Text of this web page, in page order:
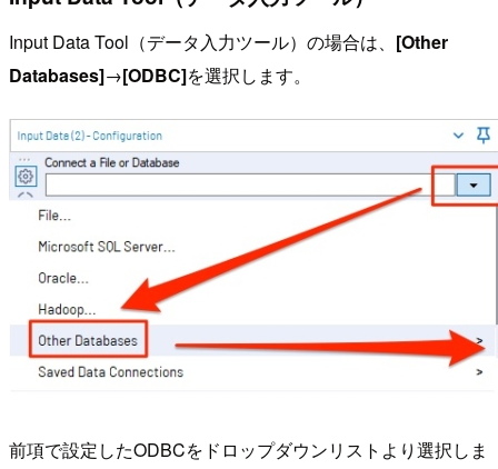
Input Data Tool（データ入力ツール）の場合は、 [Other
Databases]→[ODBC]を選択します。
前項で設定したODBCをドロップダウンリストより選択しま